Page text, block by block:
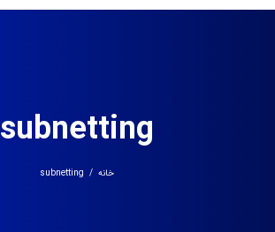
subnetting
خانه /
subnetting